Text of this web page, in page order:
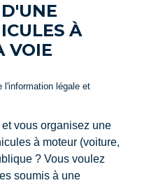
À
VOIE
l'information légale et
vous organisez une
à moteur (voiture,
? Vous voulez
soumis à une